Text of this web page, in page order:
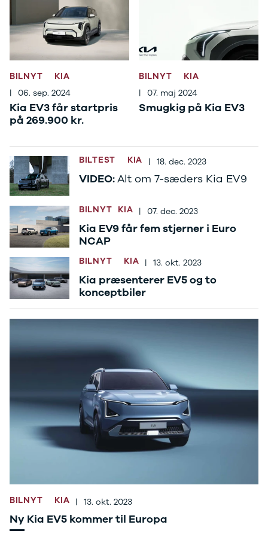
Se alle
Citroën
C1
C3
C3 Picasso
C4
Jumper 35
Cupra
Cupra
Born
Dacia
Se alle Dacia
Spring
Sandero og
Sandero
Stepway
Stepway
Dokker
Lodgy og
Lodgy
Stepway
Lodgy
Jogger
Logan
Stepway
BILNYT
KIA
| 06. sep. 2024
Kia EV3 får startpris
på 269.900 kr.
BILNYT
KIA
| 07. maj 2024
Smugkig på Kia EV3
BILTEST KIA | 18. dec. 2023
VIDEO:Alt om 7-sæders Kia EV9
BILNYT KIA | 07. dec. 2023
Kia EV9 får fem stjerner i Euro
NCAP
BILNYT KIA | 13. okt. 2023
Kia præsenterer EV5 og to
konceptbiler
BILNYT KIA | 13. okt. 2023
Ny Kia EV5 kommer til Europa